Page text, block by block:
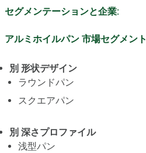
セグメンテーションと企業:
アルミホイルパン 市場セグメント
別 形状デザイン
ラウンドパン
スクエアパン
別 深さプロファイル
浅型パン